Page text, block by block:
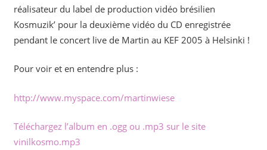
réalisateur du label de production vidéo brésilien
Kosmuzik’ pour la deuxième vidéo du CD enregistrée
pendant le concert live de Martin au KEF 2005 à Helsinki !
Pour voir et en entendre plus :
http://www.myspace.com/martinwiese
Téléchargez l’album en .ogg ou .mp3 sur le site
vinilkosmo.mp3